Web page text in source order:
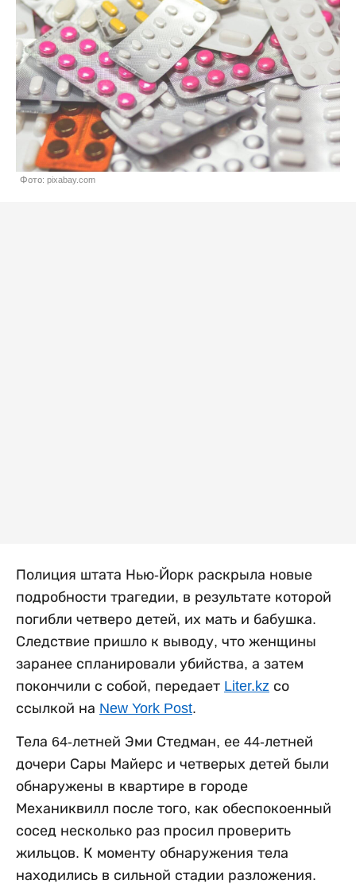
Фото: pixabay.com
Полиция штата Нью-Йорк раскрыла новые
подробности трагедии, в результате которой
погибли четверо детей, их мать и бабушка.
Следствие пришло к выводу, что женщины
заранее спланировали убийства, а затем
покончили с собой, передает Liter.kz со
ссылкой на New York Post.
Тела 64-летней Эми Стедман, ее 44-летней
дочери Сары Майерс и четверых детей были
обнаружены в квартире в городе
Механиквилл после того, как обеспокоенный
сосед несколько раз просил проверить
жильцов. К моменту обнаружения тела
находились в сильной стадии разложения.